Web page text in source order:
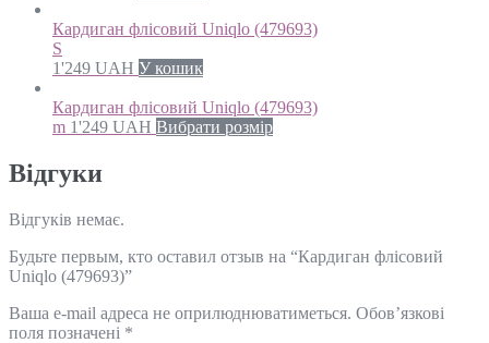
Кардиган флісовий Uniqlo (479693)
S
1'249 UAH У кошик
Кардиган флісовий Uniqlo (479693)
m 1'249 UAH Вибрати розмір
Відгуки
Відгуків немає.
Будьте первым, кто оставил отзыв на “Кардиган флісовий
Uniqlo (479693)”
Ваша e-mail адреса не оприлюднюватиметься. Обов’язкові
поля позначені *